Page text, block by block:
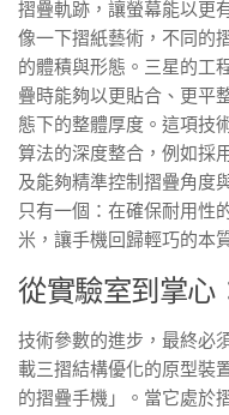
摺疊軌跡，讓螢幕能以更
像一下摺紙藝術，不同的
的體積與形態。三星的工
疊時能夠以更貼合、更平
態下的整體厚度。這項技
算法的深度整合，例如採
及能夠精準控制摺疊角度
只有一個：在確保耐用性
米，讓手機回歸輕巧的本
從實驗室到掌心
技術參數的進步，最終必
載三摺結構優化的原型裝
的摺疊手機」。當它處於